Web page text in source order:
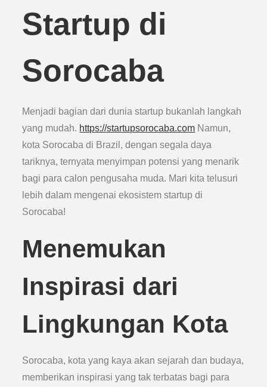
Startup di
Sorocaba
Menjadi bagian dari dunia startup bukanlah langkah
yang mudah. https://startupsorocaba.com Namun,
kota Sorocaba di Brazil, dengan segala daya
tariknya, ternyata menyimpan potensi yang menarik
bagi para calon pengusaha muda. Mari kita telusuri
lebih dalam mengenai ekosistem startup di
Sorocaba!
Menemukan
Inspirasi dari
Lingkungan Kota
Sorocaba, kota yang kaya akan sejarah dan budaya,
memberikan inspirasi yang tak terbatas bagi para